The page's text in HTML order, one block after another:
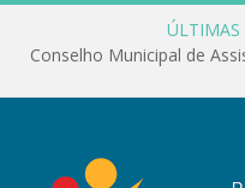
ÚLTIMAS